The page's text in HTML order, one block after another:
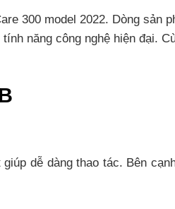
300 model 2022. Dòng sản
năng công nghệ hiện đại.
dễ dàng thao tác. Bên